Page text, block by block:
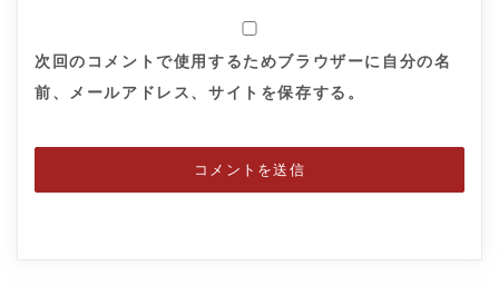
次回のコメントで使用するためブラウザーに自分の名
前、メールアドレス、サイトを保存する。